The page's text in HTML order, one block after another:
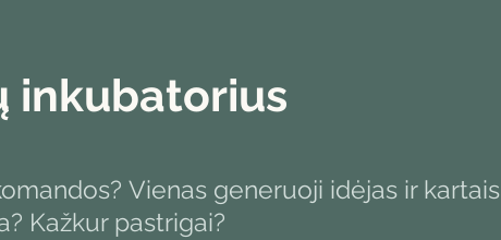
inkubatorius
Vienas generuoji idėjas ir kartais
Kažkur pastrigai?